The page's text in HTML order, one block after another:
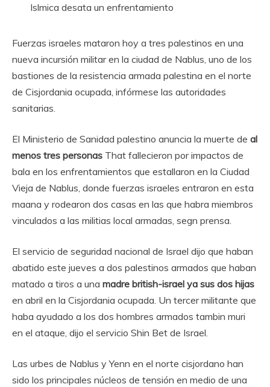
Islmica desata un enfrentamiento
Fuerzas israeles mataron hoy a tres palestinos en una
nueva incursión militar en la ciudad de Nablus, uno de los
bastiones de la resistencia armada palestina en el norte
de Cisjordania ocupada, infórmese las autoridades
sanitarias.
El Ministerio de Sanidad palestino anuncia la muerte de al
menos tres personas That fallecieron por impactos de
bala en los enfrentamientos que estallaron en la Ciudad
Vieja de Nablus, donde fuerzas israeles entraron en esta
maana y rodearon dos casas en las que habra miembros
vinculados a las militias local armadas, segn prensa.
El servicio de seguridad nacional de Israel dijo que haban
abatido este jueves a dos palestinos armados que haban
matado a tiros a una madre british-israel ya sus dos hijas
en abril en la Cisjordania ocupada. Un tercer militante que
haba ayudado a los dos hombres armados tambin muri
en el ataque, dijo el servicio Shin Bet de Israel.
Las urbes de Nablus y Yenn en el norte cisjordano han
sido los principales núcleos de tensión en medio de una